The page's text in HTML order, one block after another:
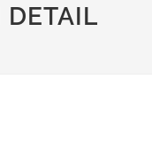
DETAIL